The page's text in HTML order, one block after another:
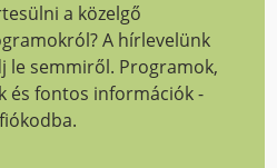
a közelgő
A hírlevelünk
le semmiről. Programok,
és fontos információk -